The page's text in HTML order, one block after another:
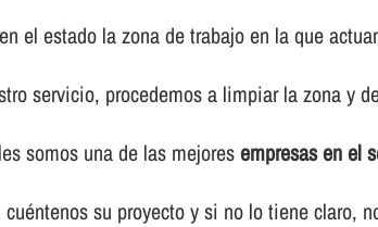
el estado la zona de trabajo en la que
servicio, procedemos a limpiar la zona y
somos una de las mejoresempresas en el
su proyecto y si no lo tiene claro,